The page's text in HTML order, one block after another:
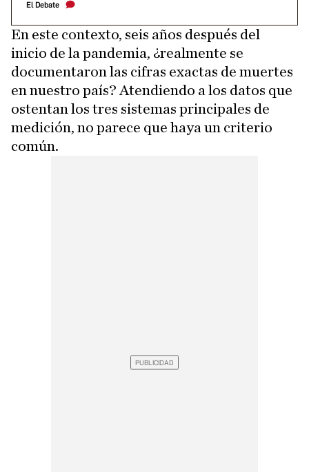
El Debate
En este contexto, seis años después del
inicio de la pandemia, ¿realmente se
documentaron las cifras exactas de muertes
en nuestro país? Atendiendo a los datos que
ostentan los tres sistemas principales de
medición, no parece que haya un criterio
común.